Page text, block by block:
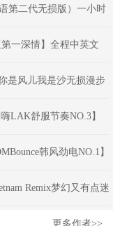
第二代无损版）一小时
一深情】全程中英文
是风儿我是沙无损漫步
LAK舒服节奏NO.3】
韩风劲电NO.1】
Remix梦幻又有点迷
更多作者>>